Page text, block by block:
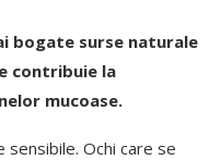
bogate surse naturale
contribuie la
mucoase.
sensibile. Ochi care se